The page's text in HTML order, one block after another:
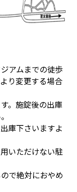
アムまでの徒歩
り変更する場合
。施錠後の出庫
庫下さいますよ
いただけない駐
で絶対におやめ